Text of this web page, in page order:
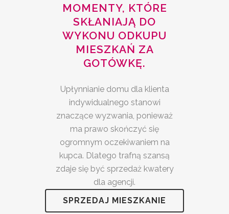
MOMENTY, KTÓRE
SKŁANIAJĄ DO
WYKONU ODKUPU
MIESZKAŃ ZA
GOTÓWKĘ.
Upłynnianie domu dla klienta
indywidualnego stanowi
znaczące wyzwania, ponieważ
ma prawo skończyć się
ogromnym oczekiwaniem na
kupca. Dlatego trafną szansą
zdaje się być sprzedaż kwatery
dla agencji.
SPRZEDAJ MIESZKANIE